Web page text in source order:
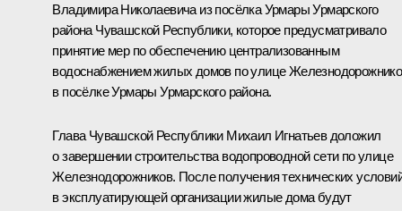
Владимира Николаевича из посёлка Урмары Урмарского
района Чувашской Республики, которое предусматривало
принятие мер по обеспечению централизованным
водоснабжением жилых домов по улице
в посёлке Урмары Урмарского района.
Глава Чувашской Республики Михаил Игнатьев доложил
о завершении строительства водопроводной сети по улице
Железнодорожников. После получения технических
в эксплуатирующей организации жилые дома будут